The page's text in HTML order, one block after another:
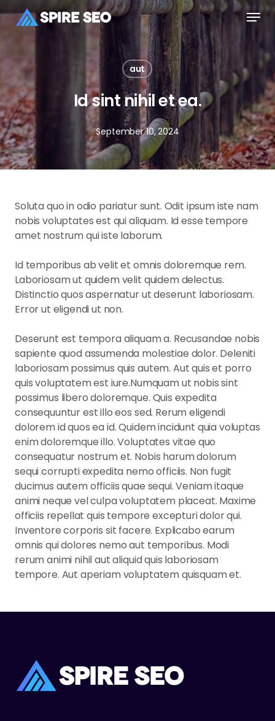
Menu
aut
Id sint nihil et ea.
September 10, 2024
Soluta quo in odio pariatur sunt. Odit ipsum iste nam
nobis voluptates est qui aliquam. Id esse tempore
amet nostrum qui iste laborum.
Id temporibus ab velit et omnis doloremque rem.
Laboriosam ut quidem velit quidem delectus.
Distinctio quos aspernatur ut deserunt laboriosam.
Error ut eligendi ut non.
Deserunt est tempora aliquam a. Recusandae nobis
sapiente quod assumenda molestiae dolor. Deleniti
laboriosam possimus quis autem. Aut quis et porro
quis voluptatem est iure.Numquam ut nobis sint
possimus libero doloremque. Quis expedita
consequuntur est illo eos sed. Rerum eligendi
dolorem id quos ea id. Quidem incidunt quia voluptas
enim doloremque illo. Voluptates vitae quo
consequatur nostrum et. Nobis harum dolorum
sequi corrupti expedita nemo officiis. Non fugit
ducimus autem officiis quae sequi. Veniam itaque
animi neque vel culpa voluptatem placeat. Maxime
officiis repellat quis tempore excepturi dolor qui.
Inventore corporis sit facere. Explicabo earum
omnis qui dolores nemo aut temporibus. Modi
rerum animi nihil aut aliquid quis laboriosam
tempore. Aut aperiam voluptatem quisquam et.
Menu